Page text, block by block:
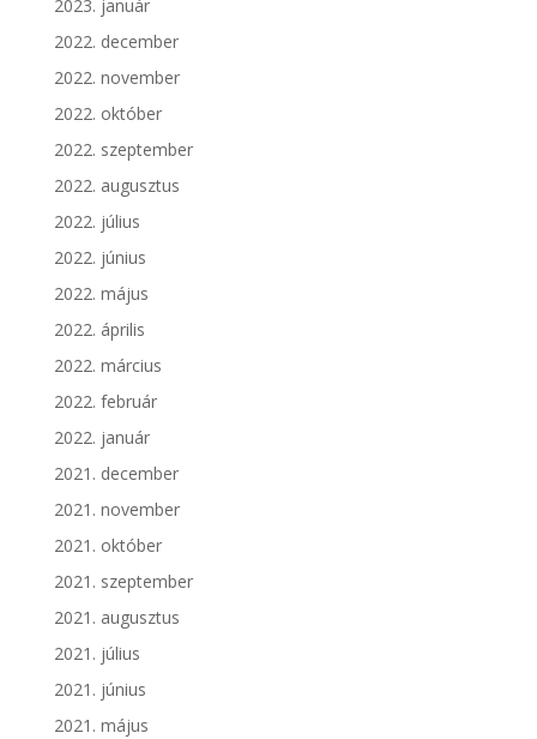
2023. január
2022. december
2022. november
2022. október
2022. szeptember
2022. augusztus
2022. július
2022. június
2022. május
2022. április
2022. március
2022. február
2022. január
2021. december
2021. november
2021. október
2021. szeptember
2021. augusztus
2021. július
2021. június
2021. május